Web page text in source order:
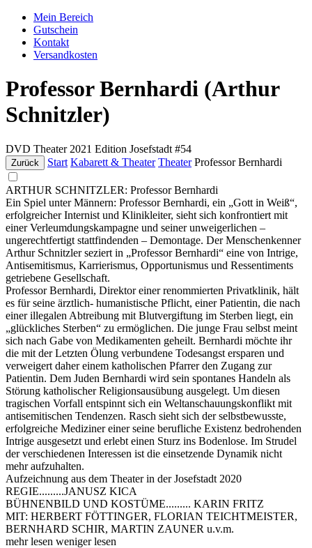
Mein Bereich
Gutschein
Kontakt
Versandkosten
Professor Bernhardi (Arthur
Schnitzler)
DVD Theater 2021 Edition Josefstadt #54
Zurück Start Kabarett & Theater Theater Professor Bernhardi
ARTHUR SCHNITZLER: Professor Bernhardi
Ein Spiel unter Männern: Professor Bernhardi, ein „Gott in Weiß“,
erfolgreicher Internist und Klinikleiter, sieht sich konfrontiert mit
einer Verleumdungskampagne und seiner unweigerlichen –
ungerechtfertigt stattfindenden – Demontage. Der Menschenkenner
Arthur Schnitzler seziert in „Professor Bernhardi“ eine von Intrige,
Antisemitismus, Karrierismus, Opportunismus und Ressentiments
getriebene Gesellschaft.
Professor Bernhardi, Direktor einer renommierten Privatklinik, hält
es für seine ärztlich- humanistische Pflicht, einer Patientin, die nach
einer illegalen Abtreibung mit Blutvergiftung im Sterben liegt, ein
„glückliches Sterben“ zu ermöglichen. Die junge Frau selbst meint
sich nach Gabe von Medikamenten geheilt. Bernhardi möchte ihr
die mit der Letzten Ölung verbundene Todesangst ersparen und
verweigert daher einem katholischen Pfarrer den Zugang zur
Patientin. Dem Juden Bernhardi wird sein spontanes Handeln als
Störung katholischer Religionsausübung ausgelegt. Um diesen
tragischen Vorfall entspinnt sich ein Weltanschauungskonflikt mit
antisemitischen Tendenzen. Rasch sieht sich der selbstbewusste,
erfolgreiche Mediziner einer seine berufliche Existenz bedrohenden
Intrige ausgesetzt und erlebt einen Sturz ins Bodenlose. Im Strudel
der verschiedenen Interessen ist die einsetzende Dynamik nicht
mehr aufzuhalten.
Aufzeichnung aus dem Theater in der Josefstadt 2020
REGIE.........JANUSZ KICA
BÜHNENBILD UND KOSTÜME......... KARIN FRITZ
MIT: HERBERT FÖTTINGER, FLORIAN TEICHTMEISTER,
BERNHARD SCHIR, MARTIN ZAUNER u.v.m.
mehr lesen weniger lesen